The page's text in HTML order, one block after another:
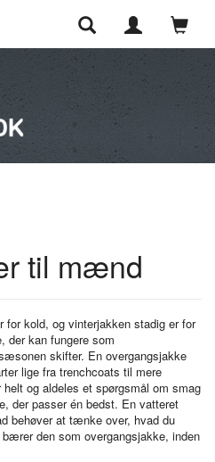
til mænd
for kold, og vinterjakken stadig er for
der kan fungere som
skifter. En overgangsjakke
lige fra trenchcoats til mere
og aldeles et spørgsmål om smag
der passer én bedst. En vatteret
behøver at tænke over, hvad du
den som overgangsjakke, inden